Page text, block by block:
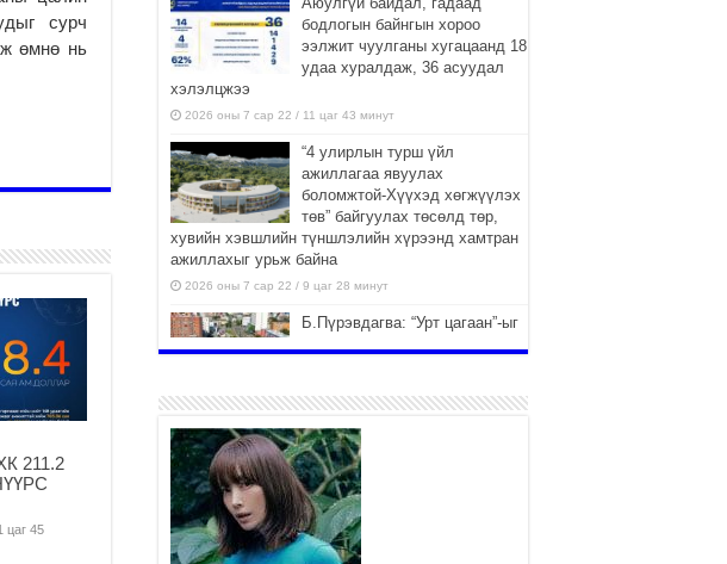
сурч
өмнө нь
211.2
цаг 45
бодлогын байнгын хороо
ээлжит чуулганы хугацаанд 18
удаа хуралдаж, 36 асуудал
хэлэлцжээ
2026 оны 7 сар 22 / 11 цаг 43 минут
“4 улирлын турш үйл
ажиллагаа явуулах
боломжтой-Хүүхэд хөгжүүлэх
төв” байгуулах төсөлд төр,
хувийн хэвшлийн түншлэлийн хүрээнд хамтран
ажиллахыг урьж байна
2026 оны 7 сар 22 / 9 цаг 28 минут
Б.Пүрэвдагва: “Урт цагаан”-ыг
2026 оны 7 сар 21 / 16 цаг 47 минут
Тусгай замын автобус /BRT/
төслийн удирдах хорооны
ээлжит хуралдаан боллоо
2026 оны 7 сар 21 / 16 цаг 43 минут
Ерөнхий сайд Н.Учрал БНХАУ-